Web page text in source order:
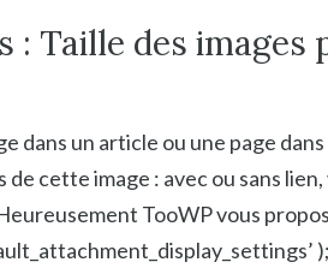
: Taille des images
dans un article ou une page
cette image : avec ou sans
TooWP vous